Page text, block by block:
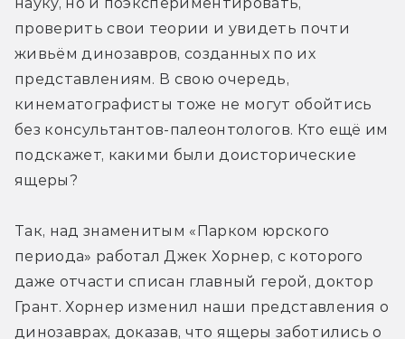
проверить свои теории и увидеть почти
живьём динозавров, созданных по их
представлениям. В свою очередь,
кинематографисты тоже не могут обойтись
без консультантов-палеонтологов. Кто ещё им
подскажет, какими были доисторические
ящеры?
Так, над знаменитым «Парком юрского
периода» работал Джек Хорнер, с которого
даже отчасти списан главный герой, доктор
Грант. Хорнер изменил наши представления о
динозаврах, доказав, что ящеры заботились о